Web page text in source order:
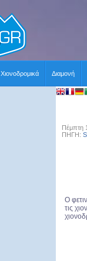
Χιονοδρομικά Διαμονή
Πέμπτη
ΠΗΓΗ:
O
τις